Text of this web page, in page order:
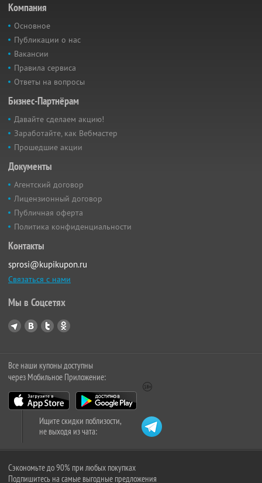
Компания
Основное
Публикации о нас
Вакансии
Правила сервиса
Ответы на вопросы
Бизнес-Партнёрам
Давайте сделаем акцию!
Заработайте, как Вебмастер
Прошедшие акции
Документы
Агентский договор
Лицензионный договор
Публичная оферта
Политика конфиденциальности
Контакты
sprosi@kupikupon.ru
Связаться с нами
Мы в Соцсетях
Все наши купоны доступны
через Мобильное Приложение:
Ищите скидки поблизости,
не выходя из чата:
Сэкономьте до 90% при любых покупках
Подпишитесь на самые выгодные предложения